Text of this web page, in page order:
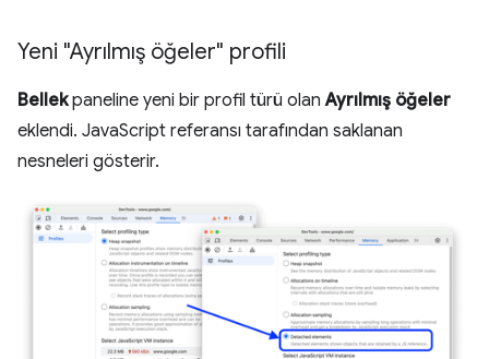
Yeni "Ayrılmış öğeler" profili
Bellekpaneline yeni bir profil türü olanAyrılmış öğeler
eklendi. JavaScript referansı tarafından saklanan
nesneleri gösterir.